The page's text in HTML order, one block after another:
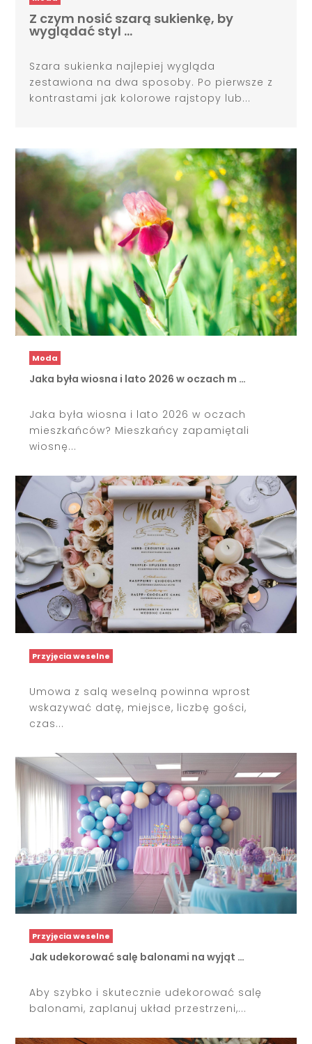
Z czym nosić szarą sukienkę, by
wyglądać styl …
Szara sukienka najlepiej wygląda
zestawiona na dwa sposoby. Po pierwsze z
kontrastami jak kolorowe rajstopy lub...
Moda
Jaka była wiosna i lato 2026 w oczach m …
Jaka była wiosna i lato 2026 w oczach
mieszkańców? Mieszkańcy zapamiętali
wiosnę...
Przyjęcia weselne
Umowa z salą weselną powinna wprost
wskazywać datę, miejsce, liczbę gości,
czas...
Przyjęcia weselne
Jak udekorować salę balonami na wyjąt …
Aby szybko i skutecznie udekorować salę
balonami, zaplanuj układ przestrzeni,...